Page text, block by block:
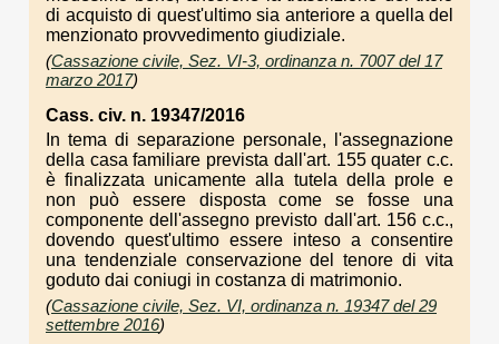
di acquisto di quest'ultimo sia anteriore a quella del
menzionato provvedimento giudiziale.
(Cassazione civile, Sez. VI-3, ordinanza n. 7007 del 17
marzo 2017)
Cass. civ. n. 19347/2016
In tema di separazione personale, l'assegnazione
della casa familiare prevista dall'art. 155 quater c.c.
è finalizzata unicamente alla tutela della prole e
non può essere disposta come se fosse una
componente dell'assegno previsto dall'art. 156 c.c.,
dovendo quest'ultimo essere inteso a consentire
una tendenziale conservazione del tenore di vita
goduto dai coniugi in costanza di matrimonio.
(Cassazione civile, Sez. VI, ordinanza n. 19347 del 29
settembre 2016)